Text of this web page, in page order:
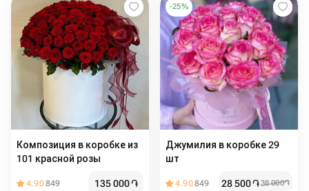
Композиция в коробке из
101 красной розы
4.90849 135 000֏
-25%
Джумилия в коробке 29
шт
4.90849 28 500֏38 000֏